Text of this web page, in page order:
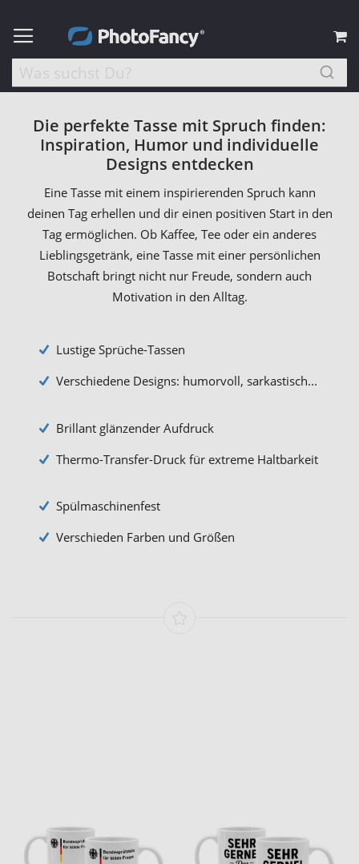
Die perfekte Tasse mit Spruch finden:
Inspiration, Humor und individuelle
Designs entdecken
Eine Tasse mit einem inspirierenden Spruch kann
deinen Tag erhellen und dir einen positiven Start in den
Tag ermöglichen. Ob Kaffee, Tee oder ein anderes
Lieblingsgetränk, eine Tasse mit einer persönlichen
Botschaft bringt nicht nur Freude, sondern auch
Motivation in den Alltag.
Lustige Sprüche-Tassen
Verschiedene Designs: humorvoll, sarkastisch...
Brillant glänzender Aufdruck
Thermo-Transfer-Druck für extreme Haltbarkeit
Spülmaschinenfest
Verschieden Farben und Größen